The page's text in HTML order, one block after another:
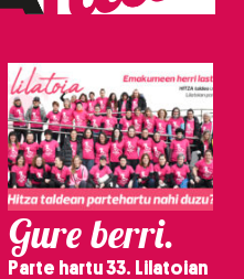
Gure berri.
Parte hartu 33. Lilatoian